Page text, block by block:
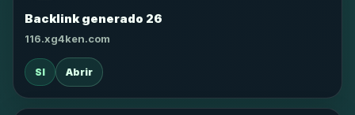
Backlink generado 26
116.xg4ken.com
SI Abrir